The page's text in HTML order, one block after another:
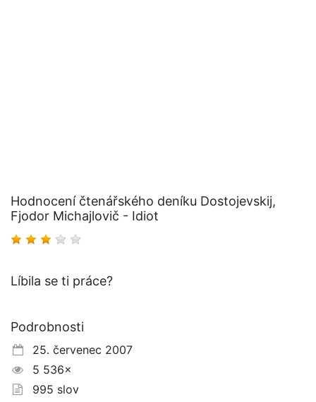
Hodnocení čtenářského deníku Dostojevskij,
Fjodor Michajlovič - Idiot
Líbila se ti práce?
Podrobnosti
25. červenec 2007
5 536×
995 slov